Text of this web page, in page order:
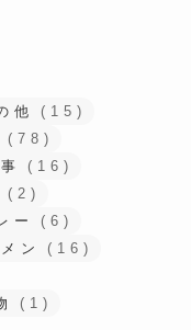
他
(15)
(78)
(16)
(2)
ー
(6)
ン
(16)
(1)